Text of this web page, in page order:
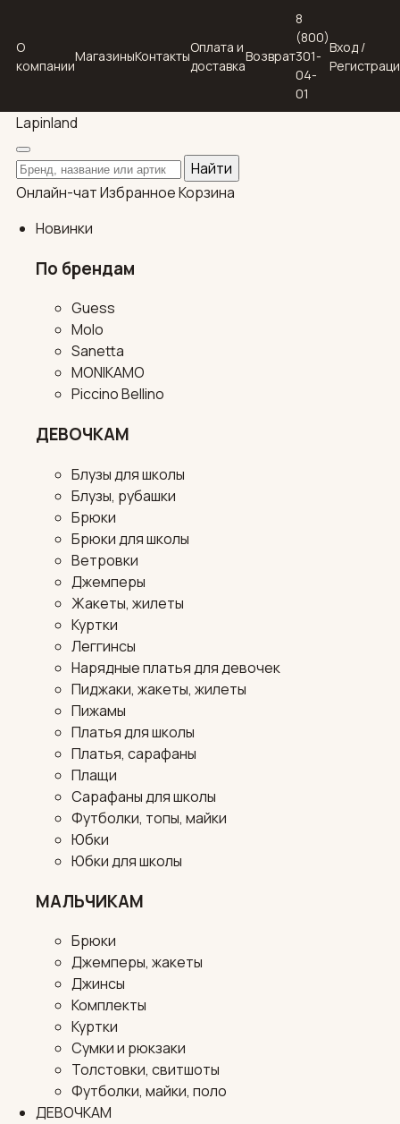
О
компании
МагазиныКонтакты
Оплата и
доставка
Возврат
8
(800)
301-
04-
01
Вход /
Lapinland
Поиск по каталогу
Найти
Онлайн-чатИзбранноеКорзина
Новинки
По брендам
Guess
Molo
Sanetta
MONIKAMO
Piccino Bellino
ДЕВОЧКАМ
Блузы для школы
Блузы, рубашки
Брюки
Брюки для школы
Ветровки
Джемперы
Жакеты, жилеты
Куртки
Леггинсы
Нарядные платья для девочек
Пиджаки, жакеты, жилеты
Пижамы
Платья для школы
Платья, сарафаны
Плащи
Сарафаны для школы
Футболки, топы, майки
Юбки
Юбки для школы
МАЛЬЧИКАМ
Брюки
Джемперы, жакеты
Джинсы
Комплекты
Куртки
Сумки и рюкзаки
Толстовки, свитшоты
Футболки, майки, поло
ДЕВОЧКАМ